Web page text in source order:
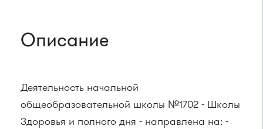
Описание
Деятельность начальной
общеобразовательной школы №1702 - Школы
Здоровья и полного дня - направлена на: -